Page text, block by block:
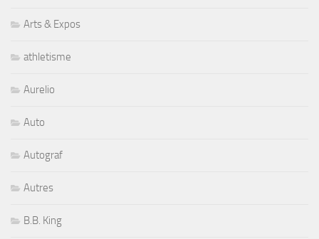
Arts & Expos
athletisme
Aurelio
Auto
Autograf
Autres
B.B. King